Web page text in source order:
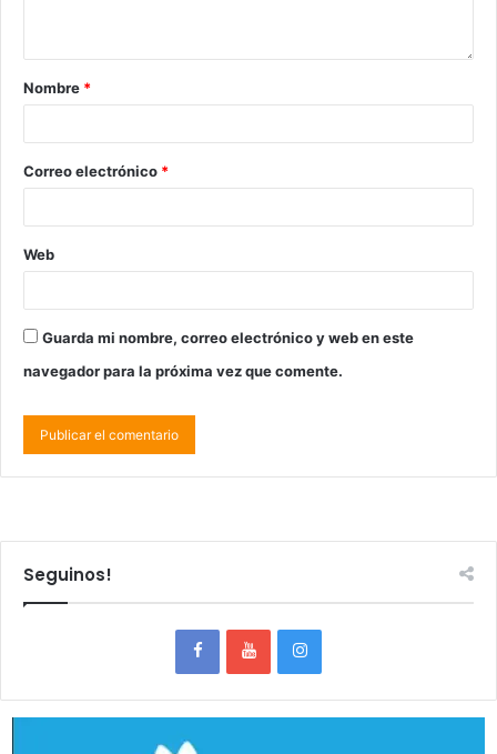
Nombre *
Correo electrónico *
Web
Guarda mi nombre, correo electrónico y web en este
navegador para la próxima vez que comente.
Seguinos!